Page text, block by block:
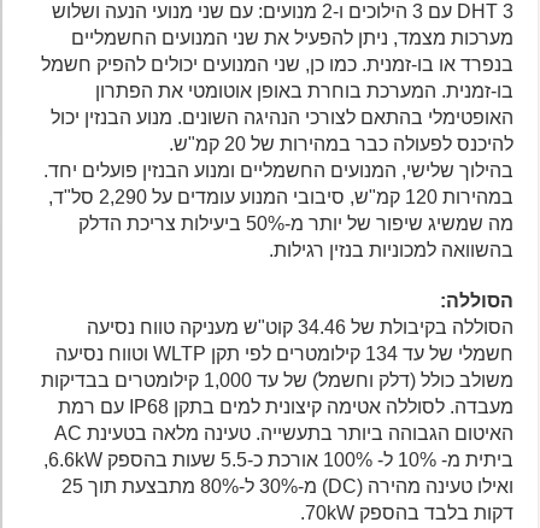
3 DHT עם 3 הילוכים ו-2 מנועים: עם שני מנועי הנעה ושלוש
מערכות מצמד, ניתן להפעיל את שני המנועים החשמליים
בנפרד או בו-זמנית. כמו כן, שני המנועים יכולים להפיק חשמל
בו-זמנית. המערכת בוחרת באופן אוטומטי את הפתרון
האופטימלי בהתאם לצורכי הנהיגה השונים. מנוע הבנזין יכול
להיכנס לפעולה כבר במהירות של 20 קמ"ש.
בהילוך שלישי, המנועים החשמליים ומנוע הבנזין פועלים יחד.
במהירות 120 קמ"ש, סיבובי המנוע עומדים על 2,290 סל"ד,
מה שמשיג שיפור של יותר מ-50% ביעילות צריכת הדלק
בהשוואה למכוניות בנזין רגילות.
הסוללה:
הסוללה בקיבולת של 34.46 קוט"ש מעניקה טווח נסיעה
חשמלי של עד 134 קילומטרים לפי תקן WLTP וטווח נסיעה
משולב כולל (דלק וחשמל) של עד 1,000 קילומטרים בבדיקות
מעבדה. לסוללה אטימה קיצונית למים בתקן IP68 עם רמת
האיטום הגבוהה ביותר בתעשייה. טעינה מלאה בטעינת AC
ביתית מ- 10% ל- 100% אורכת כ-5.5 שעות בהספק 6.6kW,
ואילו טעינה מהירה (DC) מ-30% ל-80% מתבצעת תוך 25
דקות בלבד בהספק 70kW.